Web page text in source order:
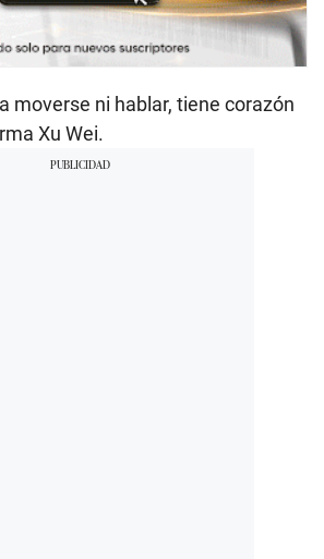
moverse ni hablar, tiene corazón
Xu Wei.